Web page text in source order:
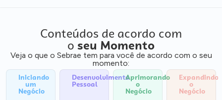
Conteúdos de acordo com
o seu Momento
Veja o que o Sebrae tem para você de acordo com o seu
momento:
Iniciando
um
Negócio
Desenvolvimento
Pessoal
Aprimorando
o
Negócio
Expandindo
o
Negócio